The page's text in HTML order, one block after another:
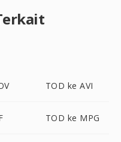
TOD ke AVI
TOD ke MPG